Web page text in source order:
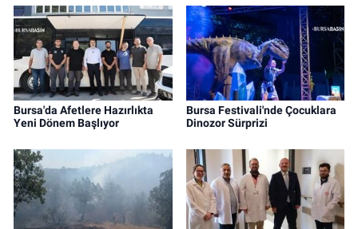
Bursa'da Afetlere Hazırlıkta
Yeni Dönem Başlıyor
Bursa Festivali'nde Çocuklara
Dinozor Sürprizi